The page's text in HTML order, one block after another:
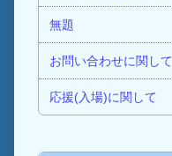
無題
お問い合わせに関して
応援(入場)に関して